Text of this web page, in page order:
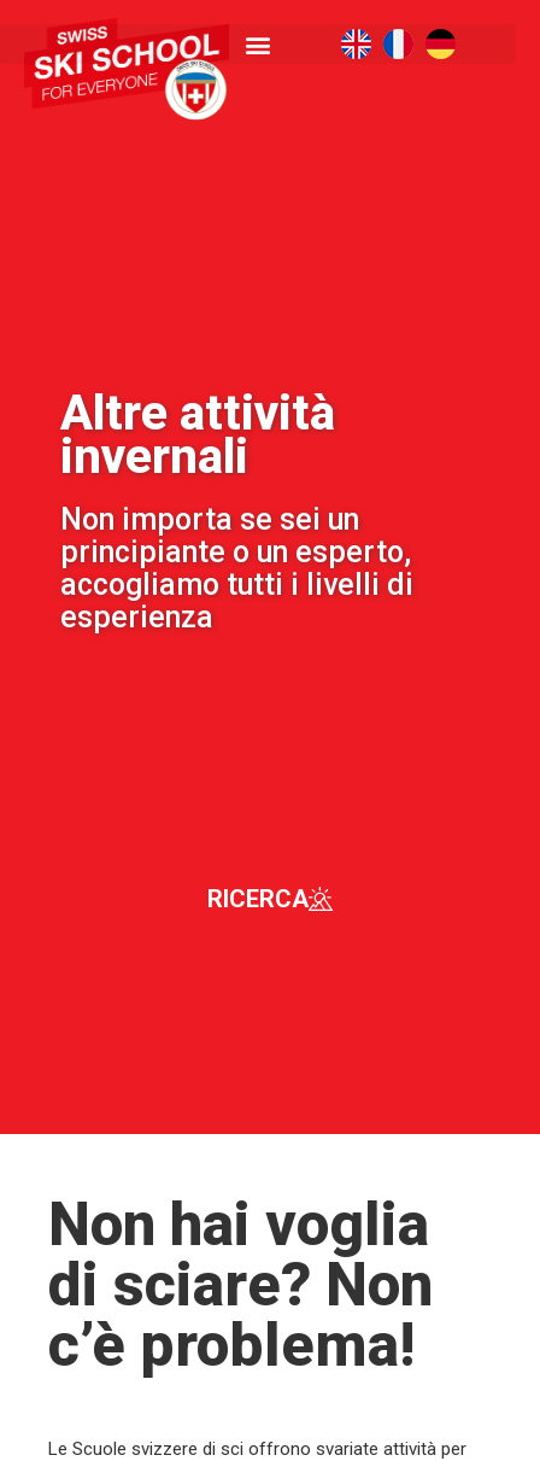
Altre attività
invernali
Non importa se sei un
principiante o un esperto,
accogliamo tutti i livelli di
esperienza
RICERCA
Non hai voglia
di sciare? Non
c’è problema!
Le Scuole svizzere di sci offrono svariate attività per